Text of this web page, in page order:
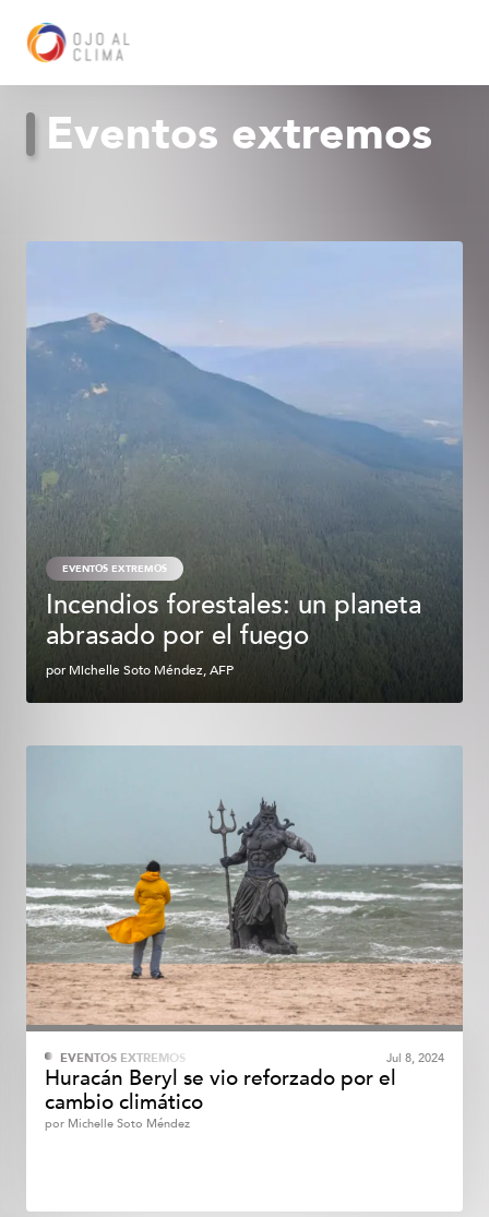
Eventos extremos
EVENTOS EXTREMOS
Incendios forestales: un planeta
abrasado por el fuego
porMichelle Soto Méndez, AFP
EVENTOS EXTREMOS Jul 8, 2024
Huracán Beryl se vio reforzado por el
cambio climático
por Michelle Soto Méndez